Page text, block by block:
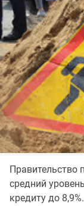
Правительство
средний
кредиту до